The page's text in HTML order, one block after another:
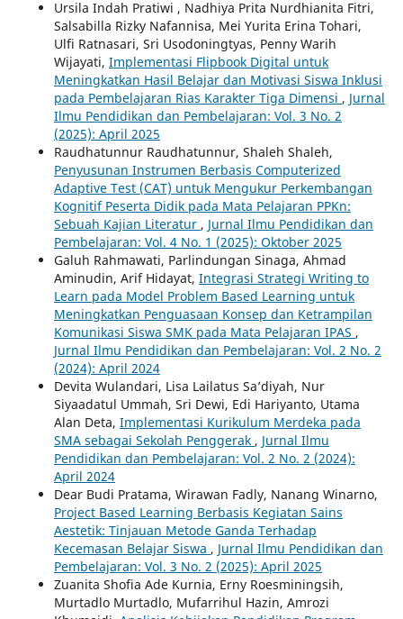
Ursila Indah Pratiwi , Nadhiya Prita Nurdhianita Fitri,
Salsabilla Rizky Nafannisa, Mei Yurita Erina Tohari,
Ulfi Ratnasari, Sri Usodoningtyas, Penny Warih
Wijayati, Implementasi Flipbook Digital untuk
Meningkatkan Hasil Belajar dan Motivasi Siswa Inklusi
pada Pembelajaran Rias Karakter Tiga Dimensi , Jurnal
Ilmu Pendidikan dan Pembelajaran: Vol. 3 No. 2
(2025): April 2025
Raudhatunnur Raudhatunnur, Shaleh Shaleh,
Penyusunan Instrumen Berbasis Computerized
Adaptive Test (CAT) untuk Mengukur Perkembangan
Kognitif Peserta Didik pada Mata Pelajaran PPKn:
Sebuah Kajian Literatur , Jurnal Ilmu Pendidikan dan
Pembelajaran: Vol. 4 No. 1 (2025): Oktober 2025
Galuh Rahmawati, Parlindungan Sinaga, Ahmad
Aminudin, Arif Hidayat, Integrasi Strategi Writing to
Learn pada Model Problem Based Learning untuk
Meningkatkan Penguasaan Konsep dan Ketrampilan
Komunikasi Siswa SMK pada Mata Pelajaran IPAS ,
Jurnal Ilmu Pendidikan dan Pembelajaran: Vol. 2 No. 2
(2024): April 2024
Devita Wulandari, Lisa Lailatus Sa’diyah, Nur
Siyaadatul Ummah, Sri Dewi, Edi Hariyanto, Utama
Alan Deta, Implementasi Kurikulum Merdeka pada
SMA sebagai Sekolah Penggerak , Jurnal Ilmu
Pendidikan dan Pembelajaran: Vol. 2 No. 2 (2024):
April 2024
Dear Budi Pratama, Wirawan Fadly, Nanang Winarno,
Project Based Learning Berbasis Kegiatan Sains
Aestetik: Tinjauan Metode Ganda Terhadap
Kecemasan Belajar Siswa , Jurnal Ilmu Pendidikan dan
Pembelajaran: Vol. 3 No. 2 (2025): April 2025
Zuanita Shofia Ade Kurnia, Erny Roesminingsih,
Murtadlo Murtadlo, Mufarrihul Hazin, Amrozi